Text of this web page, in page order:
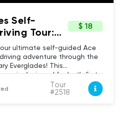
Self-
Tour:
Iconic
$ 18
ultimate self-guided Ace
adventure through the
Everglades! This
is designed for both first-
the 'River of Grass' and
deeper connections with its
Tour
#2518